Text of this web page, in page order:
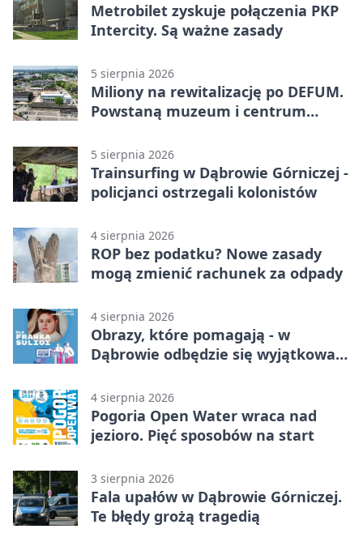
Metrobilet zyskuje połączenia PKP
Intercity. Są ważne zasady
5 sierpnia 2026
Miliony na rewitalizację po DEFUM.
Powstaną muzeum i centrum
5 sierpnia 2026
Trainsurfing w Dąbrowie Górniczej -
policjanci ostrzegali kolonistów
4 sierpnia 2026
ROP bez podatku? Nowe zasady
mogą zmienić rachunek za odpady
4 sierpnia 2026
Obrazy, które pomagają - w
Dąbrowie odbędzie się wyjątkowa
4 sierpnia 2026
Pogoria Open Water wraca nad
jezioro. Pięć sposobów na start
3 sierpnia 2026
Fala upałów w Dąbrowie Górniczej.
Te błędy grożą tragedią